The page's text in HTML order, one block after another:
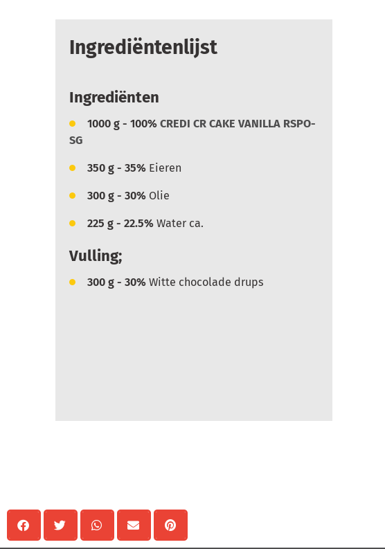
Ingrediëntenlijst
Ingrediënten
1000 g - 100% CREDI CR CAKE VANILLA RSPO-
SG
350 g - 35% Eieren
300 g - 30% Olie
225 g - 22.5% Water ca.
Vulling;
300 g - 30% Witte chocolade drups